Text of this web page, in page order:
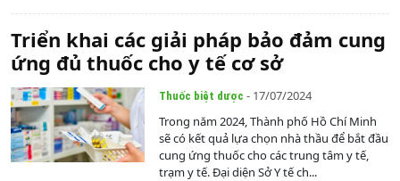
Triển khai các giải pháp bảo đảm cung
ứng đủ thuốc cho y tế cơ sở
Thuốc biệt dược - 17/07/2024
Trong năm 2024, Thành phố Hồ Chí Minh
sẽ có kết quả lựa chọn nhà thầu để bắt đầu
cung ứng thuốc cho các trung tâm y tế,
trạm y tế. Đại diện Sở Y tế ch...